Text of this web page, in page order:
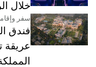
خلال
سفر
فندق
عريقة